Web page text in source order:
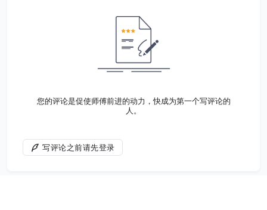
您的评论是促使师傅前进的动力，快成为第一个写评论的
人。
写评论之前请先登录